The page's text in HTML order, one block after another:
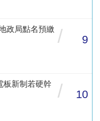
政局點名預繳 / 9
板新制若硬幹
/ 10